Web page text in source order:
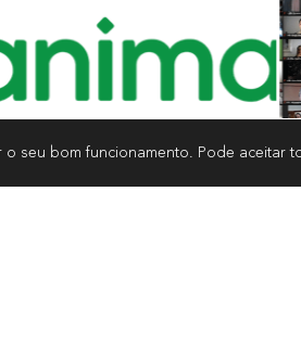
o seu bom funcionamento. Pode aceitar